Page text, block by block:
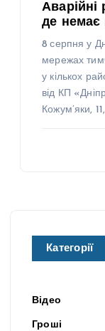
Аварійні
де немає
8 серпня у
мережах
у кількох
від КП
Кожум’яки,
Категорії
Відео
Гроші